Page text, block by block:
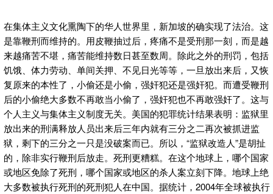
在集体主义文化熏陶下的华人世界里，新加坡的确实现了法治。这
是靠鞭刑而维持的。用皮鞭抽过后，疼痛不是受刑那一刻，而是越
来越痛苦不堪，痛苦能维持数日甚至数周。除此之外的刑罚，包括
饥饿、体力劳动、单间关押、不见日光等等，一旦放出来后，又恢
复原来的本性了，小偷还是小偷，强奸犯还是强奸犯。而遭受鞭刑
后的小偷绝大多数不再敢当小偷了，强奸犯也不再敢强奸了。这与
个人主义与集体主义制度无关。美国的犯罪统计结果表明：监狱里
放出来的刑满释放人员出来后三年内就有三分之二再次被抓进监
狱，剩下的三分之一只是没破案而已。所以，“监狱改造人”是胡扯
的，除非实行鞭刑后放走。死刑更糟糕。在这个地球上，哪个国家
或地区免除了死刑，哪个国家或地区的杀人案立刻下降。地球上绝
大多数被执行死刑的死刑犯人在中国。据统计，2004年全球被执行